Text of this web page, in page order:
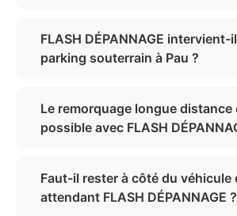
FLASH DÉPANNAGE intervient-
parking souterrain à Pau ?
Le remorquage longue distance
possible avec FLASH
Faut-il rester à côté du véhicule
attendant FLASH DÉPANNAGE ?